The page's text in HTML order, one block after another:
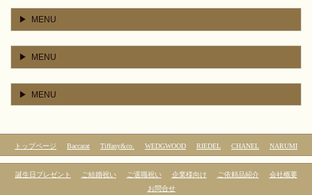
MENU
MENU
MENU
トップページ Baccarat Tiffany&co. WEDGWOOD RIEDEL CHANEL NARUMI
誕生日プレゼント ご結婚祝い ご退職祝い 企業様向け ご依頼品紹介
会社概要
お問合せ